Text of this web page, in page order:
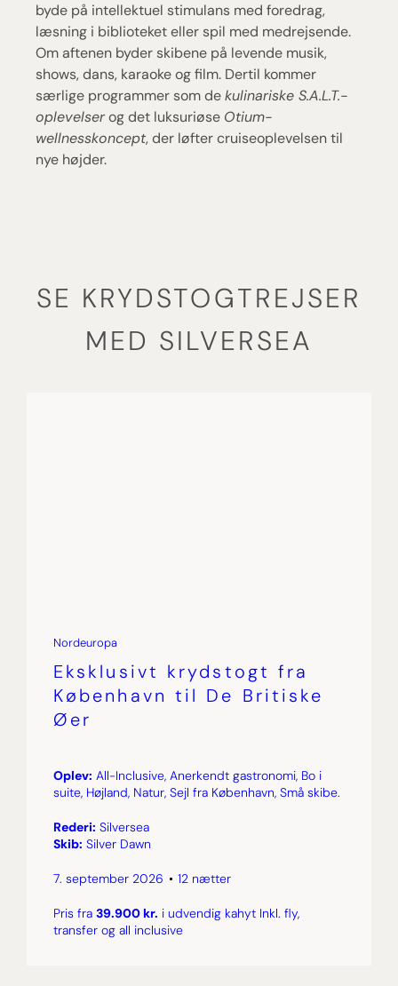
byde på intellektuel stimulans med foredrag,
læsning i biblioteket eller spil med medrejsende.
Om aftenen byder skibene på levende musik,
shows, dans, karaoke og film. Dertil kommer
særlige programmer som dekulinariske S.A.L.T.-
oplevelserog det luksuriøse Otium-
wellnesskoncept, der løfter cruiseoplevelsen til
nye højder.
SE KRYDSTOGTREJSER
MED SILVERSEA
Nordeuropa
Eksklusivt krydstogt fra
København til De Britiske
Øer
Oplev: All-Inclusive, Anerkendt gastronomi, Bo i
suite, Højland, Natur, Sejl fra København, Små skibe.
Rederi: Silversea
Skib: Silver Dawn
7. september 2026 12 nætter
Pris fra 39.900 kr. i udvendig kahyt Inkl. fly,
transfer og all inclusive